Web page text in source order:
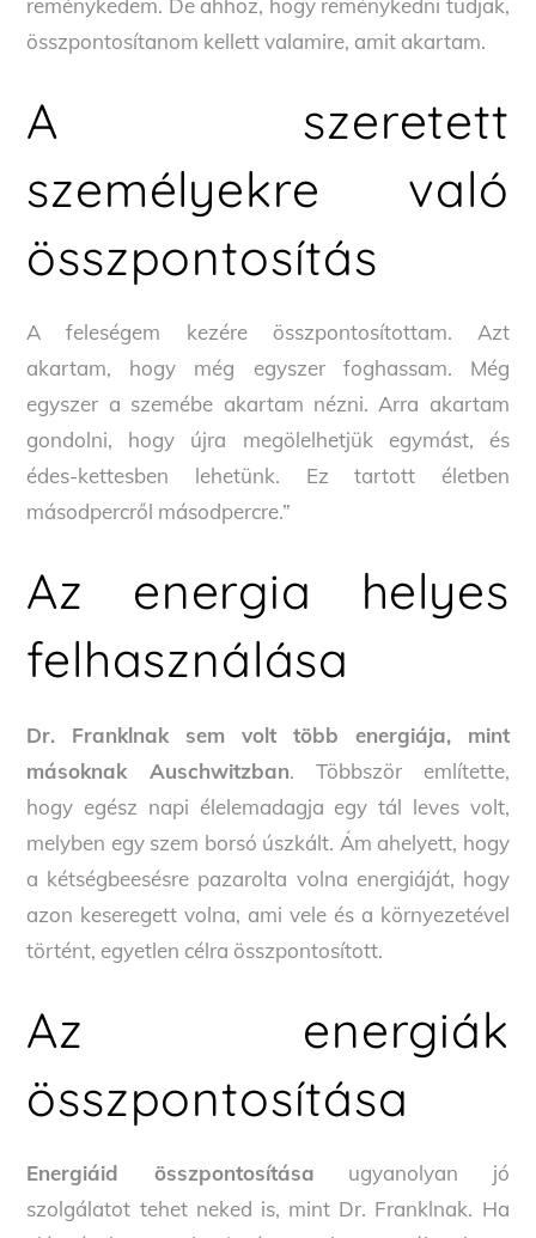
összpontosítanom kellett valamire, amit akartam.
A szeretett
személyekre való
összpontosítás
A feleségem kezére összpontosítottam. Azt
akartam, hogy még egyszer foghassam. Még
egyszer a szemébe akartam nézni. Arra akartam
gondolni, hogy újra megölelhetjük egymást, és
édes-kettesben lehetünk. Ez tartott életben
másodpercről másodpercre.”
Az energia helyes
felhasználása
Dr. Franklnak sem volt több energiája, mint
másoknak Auschwitzban. Többször említette,
hogy egész napi élelemadagja egy tál leves volt,
melyben egy szem borsó úszkált. Ám ahelyett, hogy
a kétségbeesésre pazarolta volna energiáját, hogy
azon keseregett volna, ami vele és a környezetével
történt, egyetlen célra összpontosított.
Az energiák
összpontosítása
Energiáid összpontosítása ugyanolyan jó
szolgálatot tehet neked is, mint Dr. Franklnak. Ha